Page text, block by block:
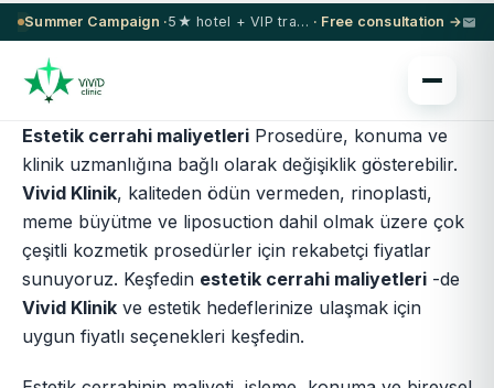
Summer Campaign · 5★ hotel + VIP transfer on select procedures · Free consultation →
Estetik cerrahi maliyetleri Prosedüre, konuma ve
klinik uzmanlığına bağlı olarak değişiklik gösterebilir.
Vivid Klinik, kaliteden ödün vermeden, rinoplasti,
meme büyütme ve liposuction dahil olmak üzere çok
çeşitli kozmetik prosedürler için rekabetçi fiyatlar
sunuyoruz. Keşfedin estetik cerrahi maliyetleri -de
Vivid Klinik ve estetik hedeflerinize ulaşmak için
uygun fiyatlı seçenekleri keşfedin.